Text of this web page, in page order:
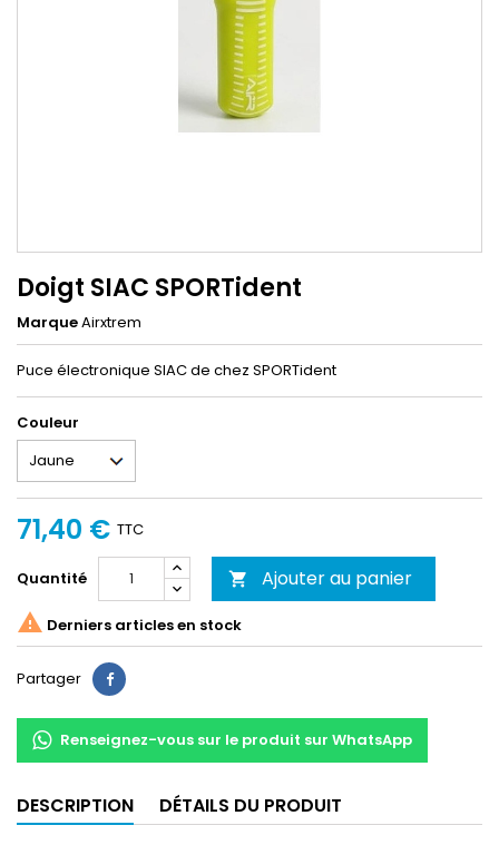
Doigt SIAC SPORTident
MarqueAirxtrem
Puce électronique SIAC de chez SPORTident
Couleur
71,40 € TTC
Quantité  Ajouter au panier
 Derniers articles en stock
Partager Partager
Renseignez-vous sur le produit sur WhatsApp
DESCRIPTION DÉTAILS DU PRODUIT